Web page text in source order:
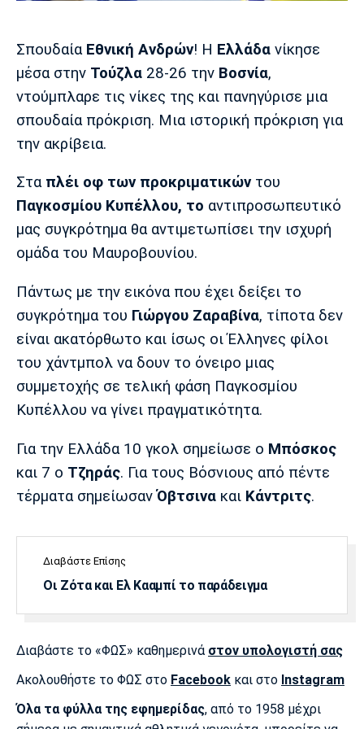
Πολιτισμός
Τραγούδια
Cine Spot
Running
Παρασκήνιο
Πρόγραμμα TV
Ιωνικός Κηφισιά Πανσερραϊκός
Μπαρτσελόνα
Ρεάλ
Μαδρίτης
Ατλέτικο
Γιουνάιτεντ
Λίβερπουλ
Μάντσεστερ
Σίτι
Γιουβέντους
Ίντερ Μίλαν Μπάγερν
Μπορούσια
Μονακό
Ερυθρός
Τότεναμ
Σπουδαία Εθνική Ανδρών! Η Ελλάδα νίκησε
μέσα στην Τούζλα 28-26 την Βοσνία,
ντούμπλαρε τις νίκες της και πανηγύρισε μια
σπουδαία πρόκριση. Μια ιστορική πρόκριση για
την ακρίβεια.
Στα πλέι οφ των προκριματικώντου
Παγκοσμίου Κυπέλλου, το αντιπροσωπευτικό
μας συγκρότημα θα αντιμετωπίσει την ισχυρή
ομάδα του Μαυροβουνίου.
Πάντως με την εικόνα που έχει δείξει το
συγκρότημα του Γιώργου Ζαραβίνα, τίποτα δεν
είναι ακατόρθωτο και ίσως οι Έλληνες φίλοι
του χάντμπολ να δουν το όνειρο μιας
συμμετοχής σε τελική φάση Παγκοσμίου
Κυπέλλου να γίνει πραγματικότητα.
Για την Ελλάδα 10 γκολ σημείωσε ο Μπόσκος
και 7 ο Τζηράς. Για τους Βόσνιους από πέντε
τέρματα σημείωσανΌβτσινα και Κάντριτς.
Διαβάστε Επίσης
Οι Ζότα και Ελ Κααμπί το παράδειγμα
Διαβάστε το «ΦΩΣ» καθημερινά στον υπολογιστή σας
Ακολουθήστε το ΦΩΣ στο Facebook και στο Instagram
Όλα τα φύλλα της εφημερίδας, από το 1958 μέχρι